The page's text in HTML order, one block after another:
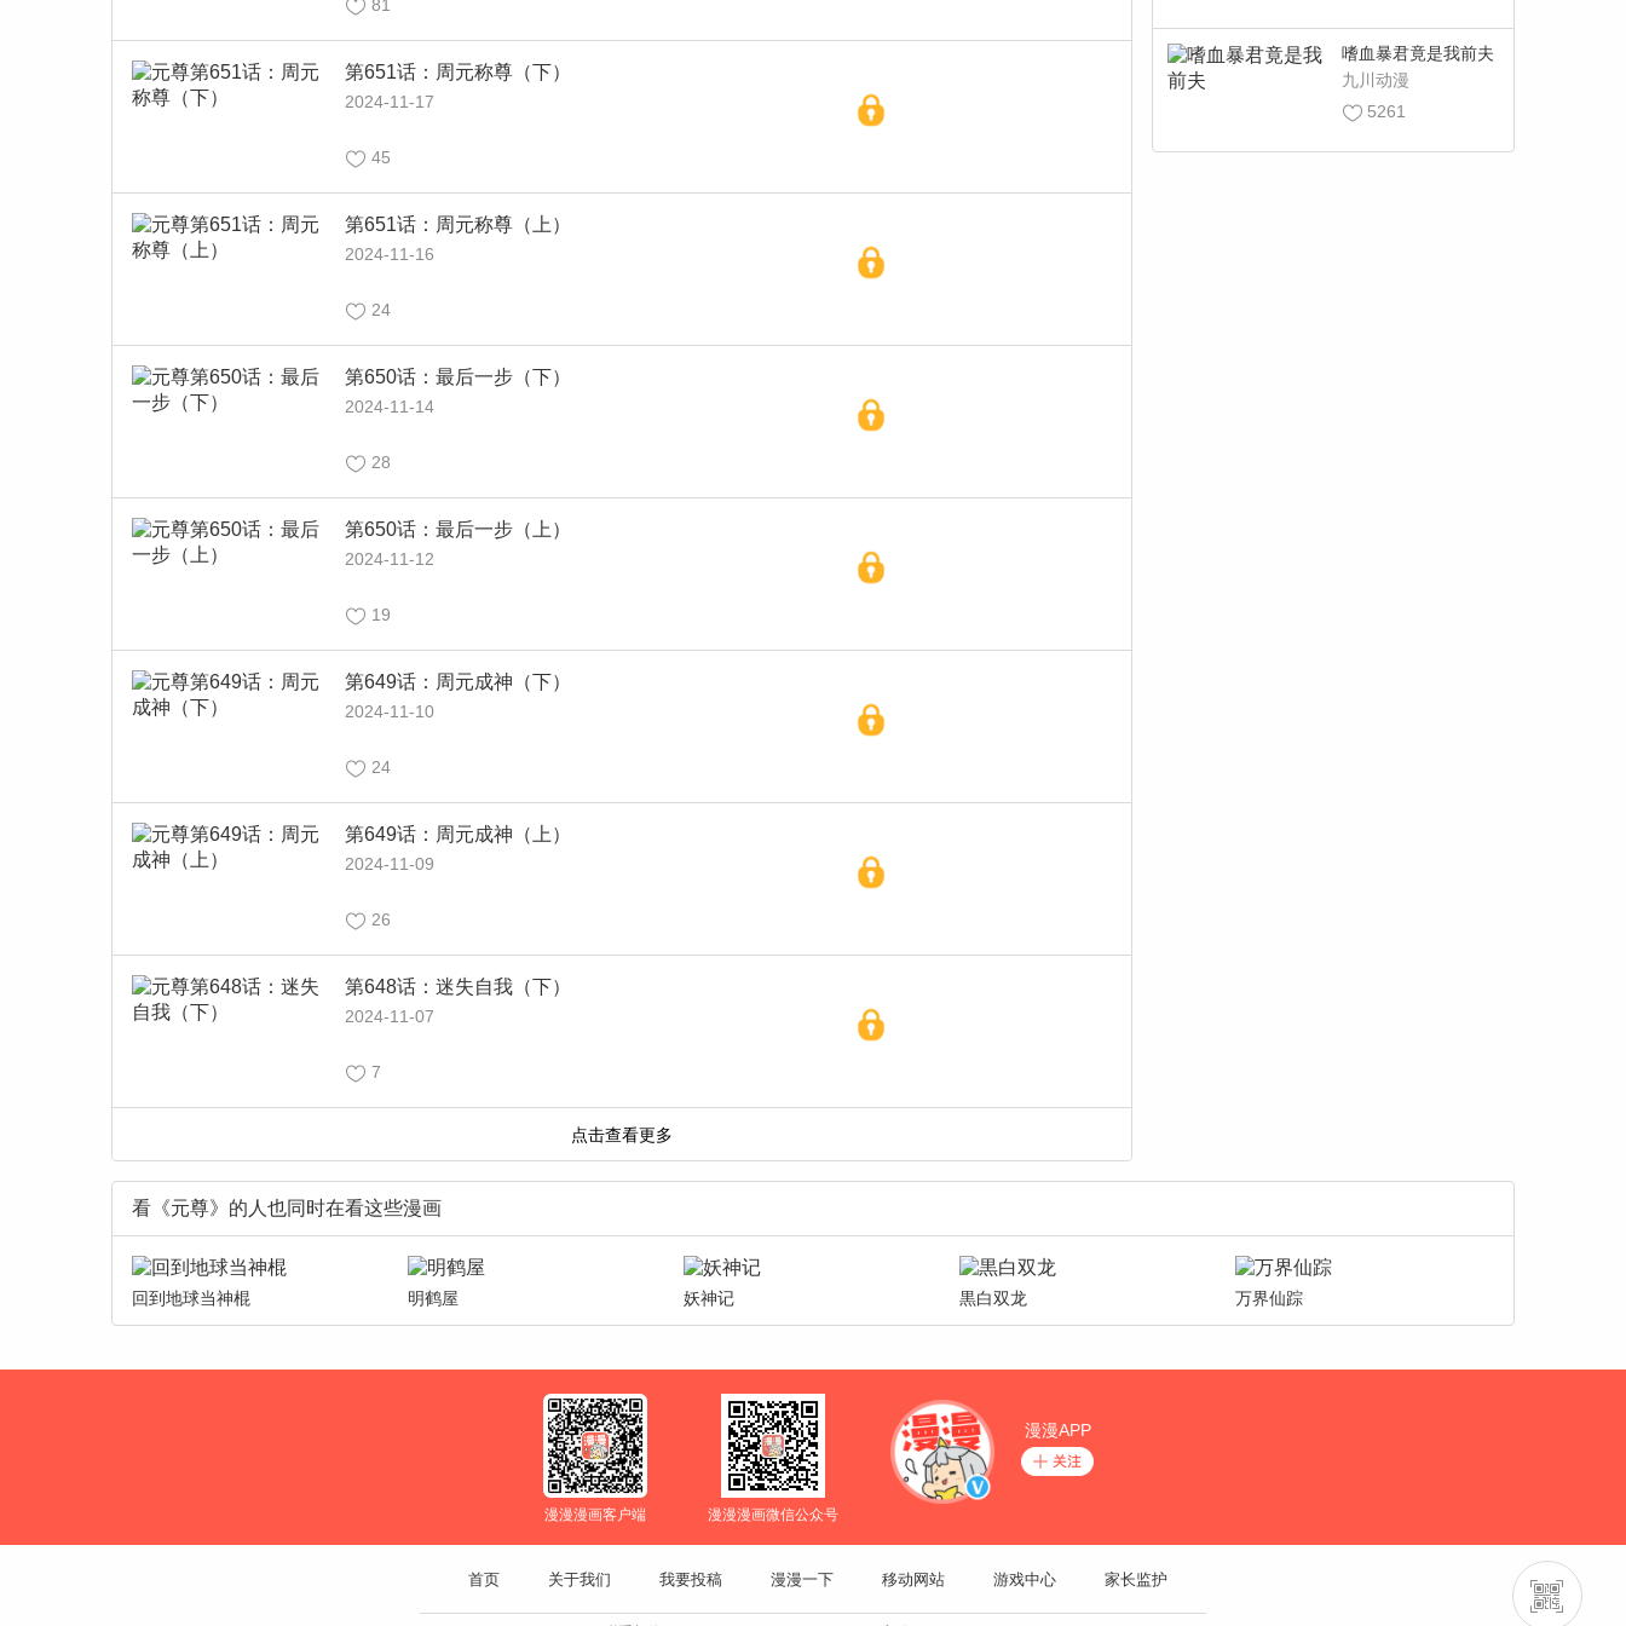
81
第651话：周元称尊（下）
2024-11-17
45
第651话：周元称尊（上）
2024-11-16
24
第650话：最后一步（下）
2024-11-14
28
第650话：最后一步（上）
2024-11-12
19
第649话：周元成神（下）
2024-11-10
24
第649话：周元成神（上）
2024-11-09
26
第648话：迷失自我（下）
2024-11-07
7
嗜血暴君竟是我前夫
九川动漫
5261
看《元尊》的人也同时在看这些漫画
回到地球当神棍 明鹤屋 妖神记 黒白双龙 万界仙踪
漫漫漫画客户端 漫漫漫画微信公众号
漫漫APP
首页 关于我们 我要投稿 漫漫一下 移动网站 游戏中心 家长监护